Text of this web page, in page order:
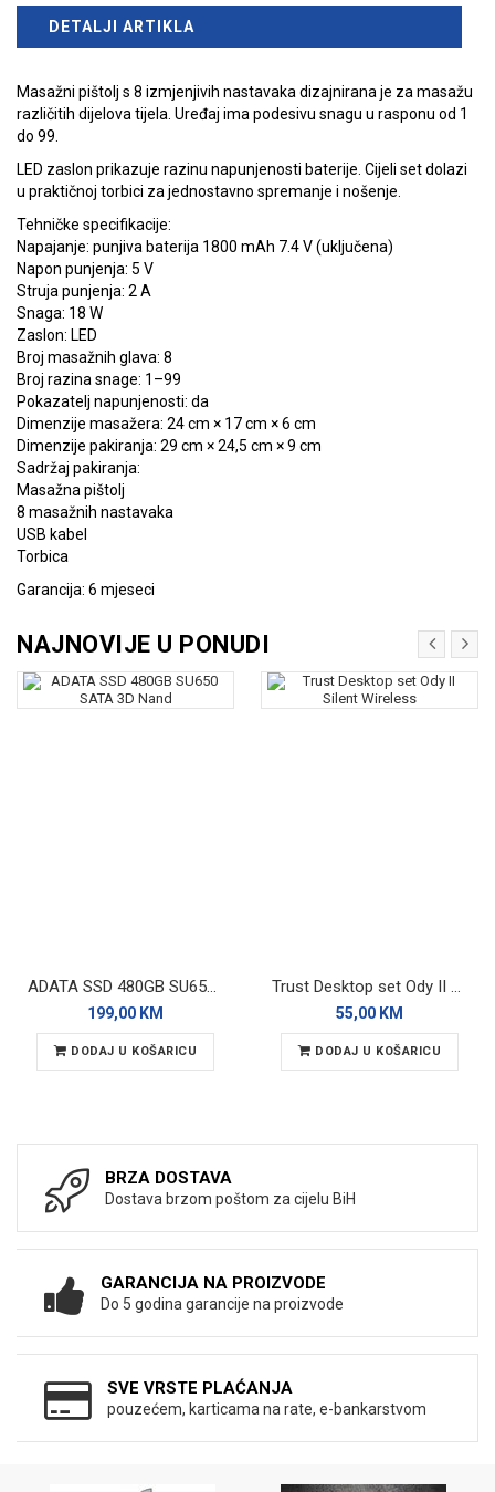
DETALJI ARTIKLA
Masažni pištolj s 8 izmjenjivih nastavaka dizajnirana je za masažu
različitih dijelova tijela. Uređaj ima podesivu snagu u rasponu od 1
do 99.
LED zaslon prikazuje razinu napunjenosti baterije. Cijeli set dolazi
u praktičnoj torbici za jednostavno spremanje i nošenje.
Tehničke specifikacije:
Napajanje: punjiva baterija 1800 mAh 7.4 V (uključena)
Napon punjenja: 5 V
Struja punjenja: 2 A
Snaga: 18 W
Zaslon: LED
Broj masažnih glava: 8
Broj razina snage: 1–99
Pokazatelj napunjenosti: da
Dimenzije masažera: 24 cm × 17 cm × 6 cm
Dimenzije pakiranja: 29 cm × 24,5 cm × 9 cm
Sadržaj pakiranja:
Masažna pištolj
8 masažnih nastavaka
USB kabel
Torbica
Garancija: 6 mjeseci
NAJNOVIJE U PONUDI
ADATA SSD 480GB SU650 SATA 3D Nand
199,00 KM
DODAJ U KOŠARICU
Trust Desktop set Ody II Silent Wireless
55,00 KM
DODAJ U KOŠARICU
BRZA DOSTAVA
Dostava brzom poštom za cijelu BiH
GARANCIJA NA PROIZVODE
Do 5 godina garancije na proizvode
SVE VRSTE PLAĆANJA
pouzećem, karticama na rate, e-bankarstvom